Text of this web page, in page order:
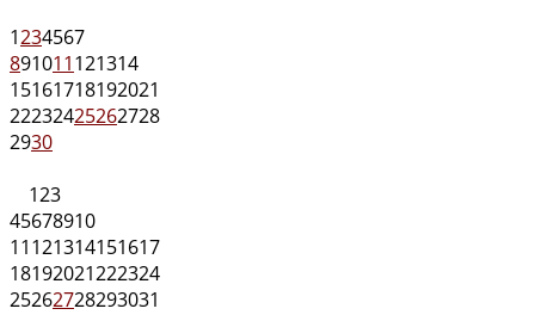
1234567
891011121314
15161718192021
22232425262728
2930
123
45678910
11121314151617
18192021222324
25262728293031